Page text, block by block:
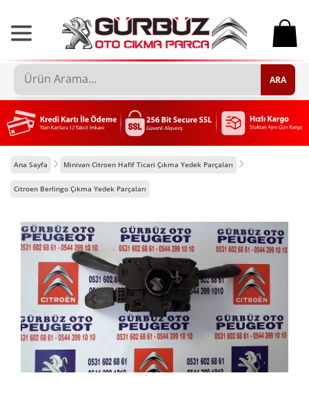
0
ARA
Ana Sayfa Minivan Citroen Hafif Ticari Çıkma Yedek Parçaları
Citroen Berlingo Çıkma Yedek Parçaları